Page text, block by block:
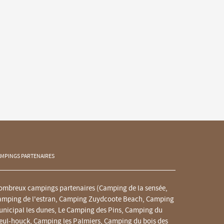
PARTENAIRES
campings partenaires (Camping de la sensée,
de l'estran,Camping Zuydcoote Beach, Camping
les dunes, Le Camping des Pins,Camping du
houck, Camping les Palmiers, Camping du bois des